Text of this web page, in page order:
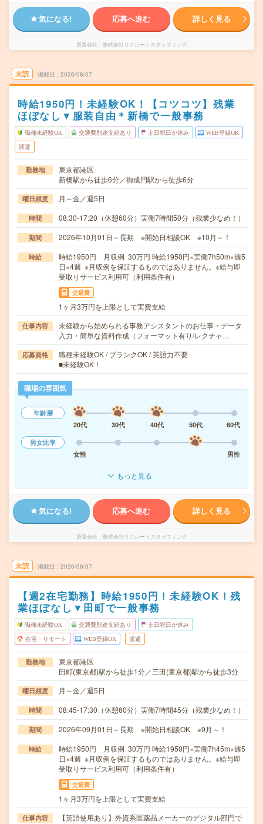
気になる! 応募へ進む 詳しく見る
派遣会社 株式会社リクルートスタッフィング
未読 掲載日 2026/08/07
時給1950円！未経験OK！【コツコツ】残業
ほぼなし▼服装自由＊新橋で一般事務
職種未経験OK 交通費別途支給あり 土日祝日が休み WEB登録OK
派遣
勤務地
東京都港区
新橋駅から徒歩6分／御成門駅から徒歩6分
曜日頻度 月～金／週5日
時間 08:30-17:20（休憩60分）実働7時間50分（残業少なめ！）
期間 2026年10月01日～長期 ※開始日相談OK ※10月～！
時給
時給1950円 月収例 30万円 時給1950円×実働7h50m×週5
日×4週 ※月収例を保証するものではありません。※給与即
受取りサービス利用可（利用条件有）
交通費
1ヶ月3万円を上限として実費支給
仕事内容
未経験から始められる事務アシスタントのお仕事・データ
入力・簡単な資料作成（フォーマット有り/レクチャ…
応募資格
職種未経験OK / ブランクOK / 英語力不要
■未経験OK！
職場の雰囲気
年齢層
20代
30代 40代 50代
60代
男女比率
女性
男性
もっと見る
気になる! 応募へ進む 詳しく見る
派遣会社 株式会社リクルートスタッフィング
未読 掲載日 2026/08/07
【週2在宅勤務】時給1950円！未経験OK！残
業ほぼなし▼田町で一般事務
職種未経験OK 交通費別途支給あり 土日祝日が休み
在宅・リモート WEB登録OK 派遣
勤務地
東京都港区
田町(東京都)駅から徒歩1分／三田(東京都)駅から徒歩3分
曜日頻度 月～金／週5日
時間 08:45-17:30（休憩60分）実働7時間45分（残業少なめ！）
期間 2026年09月01日～長期 ※開始日相談OK ※9月～！
時給
時給1950円 月収例 30万円 時給1950円×実働7h45m×週5
日×4週 ※月収例を保証するものではありません。※給与即
受取りサービス利用可（利用条件有）
交通費
1ヶ月3万円を上限として実費支給
仕事内容
【英語使用あり】外資系医薬品メーカーのデジタル部門で